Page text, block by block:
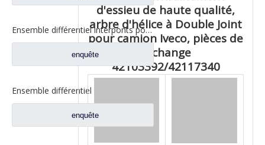
Ensemble différentiel interponts pour Prats de rechange de camion Faw Jiefang A0E 2507057-A6T
enquête
enquête
d'essieu de haute qualité,
arbre d'hélice à Double Joint
pour camion Iveco, pièces de
rechange
42103392/42117340